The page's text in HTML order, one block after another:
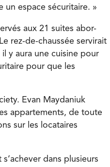
espace sécuritaire. »
aux 21 suites abor-
rez-de-chaussée servirait
y aura une cuisine pour
pour que les
Evan Maydaniuk
appartements, de toute
sur les locataires
dans plusieurs